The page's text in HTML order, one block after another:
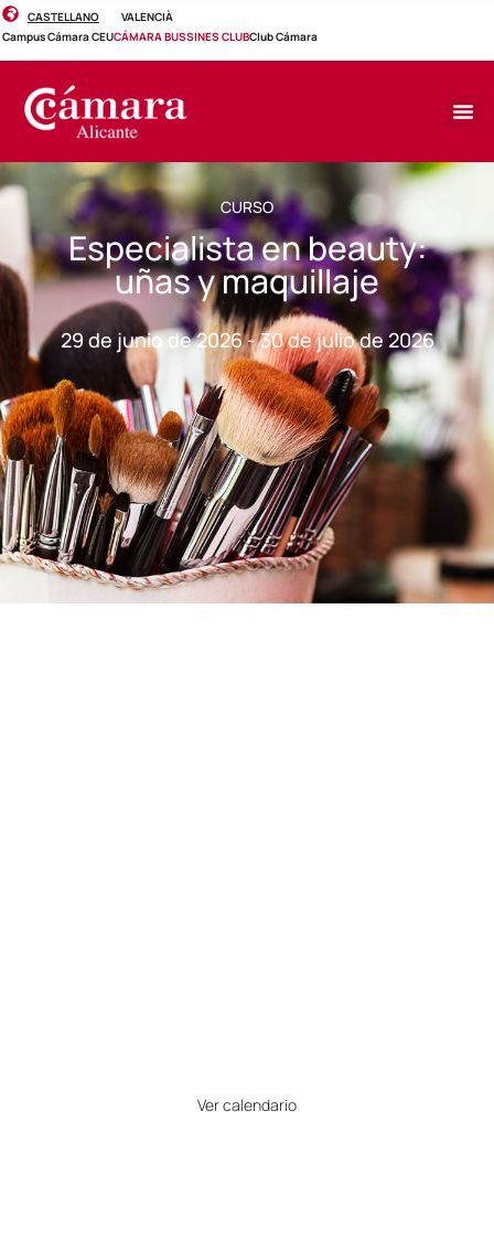
CASTELLANO
VALENCIÀ
Campus Cámara CEUCÁMARA BUSSINES CLUBClub Cámara
CURSO
Especialista en beauty:
uñas y maquillaje
29 de junio de 2026 - 30 de julio de 2026
Ver calendario